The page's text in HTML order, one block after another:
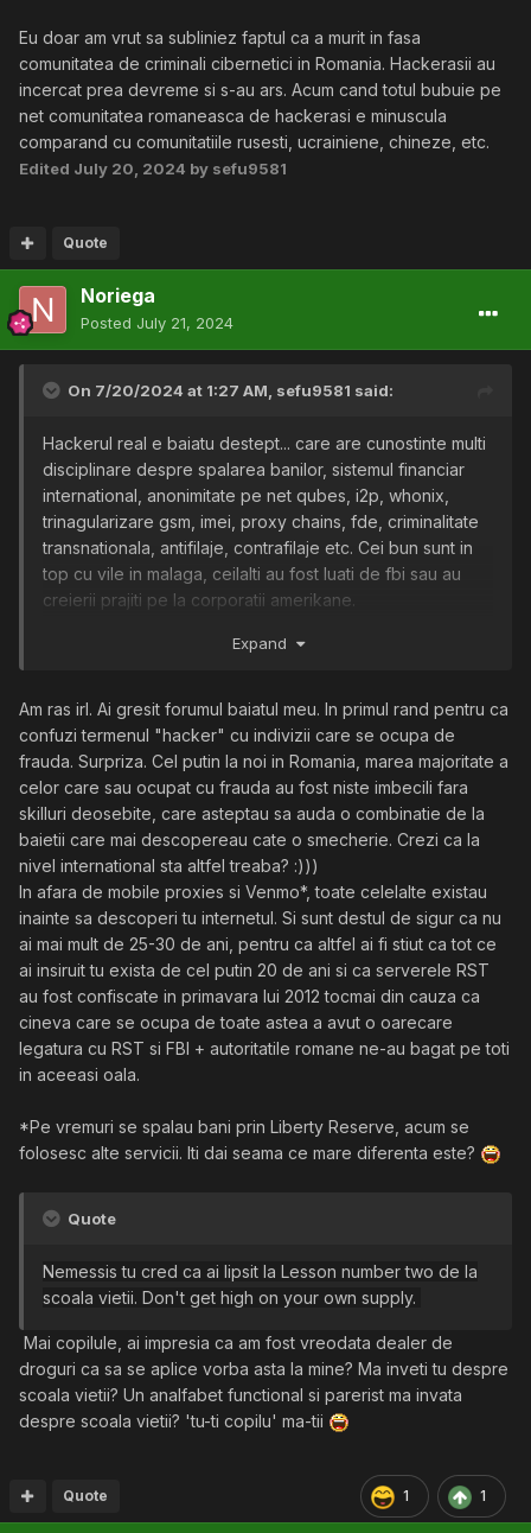
Eu doar am vrut sa subliniez faptul ca a murit in fasa
comunitatea de criminali cibernetici in Romania. Hackerasii au
incercat prea devreme si s-au ars. Acum cand totul bubuie pe
net comunitatea romaneasca de hackerasi e minuscula
comparand cu comunitatiile rusesti, ucrainiene, chineze, etc.
Edited July 20, 2024 by sefu9581
Quote
Noriega
Posted July 21, 2024
On 7/20/2024 at 1:27 AM, sefu9581 said:
Hackerul real e baiatu destept... care are cunostinte multi
disciplinare despre spalarea banilor, sistemul financiar
international, anonimitate pe net qubes, i2p, whonix,
trinagularizare gsm, imei, proxy chains, fde, criminalitate
transnationala, antifilaje, contrafilaje etc. Cei bun sunt in
top cu vile in malaga, ceilalti au fost luati de fbi sau au
creierii prajiti pe la corporatii amerikane.
Comunitatea de hackeri din romania a aparut prea
Majoritatea hackerilor romani din anii 2000 s-au ocupat
cu cardeala.
Te puteau prinde foarte usor pe vremea aia.
Au aparut tot felul de servicii si scheme de facut bani:
offshore bulletproof hosting - vps, vds
mobile proxy 5g
retele de proxy-uri/vpn-uri bulletproof
one time sms
ransomware
malware
dnm
platforme de spam retele sociale dm-uri/reclame
ferme de boti cu ai
frauda / scamuri
money laundering (cash app, venmo, etc.)
Expand
Am ras irl. Ai gresit forumul baiatul meu. In primul rand pentru ca
confuzi termenul "hacker" cu indivizii care se ocupa de
frauda. Surpriza. Cel putin la noi in Romania, marea majoritate a
celor care sau ocupat cu frauda au fost niste imbecili fara
skilluri deosebite, care asteptau sa auda o combinatie de la
baietii care mai descopereau cate o smecherie. Crezi ca la
nivel international sta altfel treaba? :)))
In afara de mobile proxies si Venmo*, toate celelalte existau
inainte sa descoperi tu internetul. Si sunt destul de sigur ca nu
ai mai mult de 25-30 de ani, pentru ca altfel ai fi stiut ca tot ce
ai insiruit tu exista de cel putin 20 de ani si ca serverele RST
au fost confiscate in primavara lui 2012 tocmai din cauza ca
cineva care se ocupa de toate astea a avut o oarecare
legatura cu RST si FBI + autoritatile romane ne-au bagat pe toti
in aceeasi oala.
*Pe vremuri se spalau bani prin Liberty Reserve, acum se
folosesc alte servicii. Iti dai seama ce mare diferenta este?
Quote
Nemessis tu cred ca ai lipsit la Lesson number two de la
scoala vietii. Don't get high on your own supply.
Mai copilule, ai impresia ca am fost vreodata dealer de
droguri ca sa se aplice vorba asta la mine? Ma inveti tu despre
scoala vietii? Un analfabet functional si parerist ma invata
despre scoala vietii? 'tu-ti copilu' ma-tii
1 1
Quote